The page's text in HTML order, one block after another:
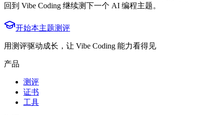
回到 Vibe Coding 继续测下一个 AI 编程主题。
开始本主题测评
用测评驱动成长，让 Vibe Coding 能力看得见
产品
测评
证书
工具